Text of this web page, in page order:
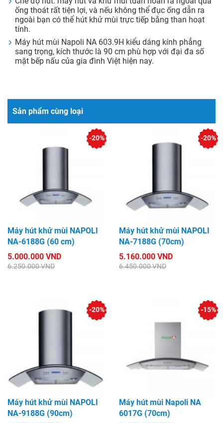
ống thoát rất tiện lợi, và nếu không thể đục ống dẫn ra
ngoài bạn có thể hút khử mùi trực tiếp bằng than hoạt
tính.
Máy hút mùi Napoli NA 603.9H kiểu dáng kính phẳng
sang trọng, kích thước là 90 cm phù hợp với đại đa số
mặt bếp nấu của gia đình Việt hiện nay.
Sản phẩm cùng loại
Máy hút khử mùi NAPOLI
NA-6188G (60 cm)
5.000.000 VND
6.250.000 VND
-20%
Máy hút khử mùi NAPOLI
NA-7188G (70cm)
5.160.000 VND
6.450.000 VND
-20%
Máy hút khử mùi NAPOLI
NA-9188G (90cm)
-20%
Máy hút mùi Napoli NA
6017G (70cm)
-15%